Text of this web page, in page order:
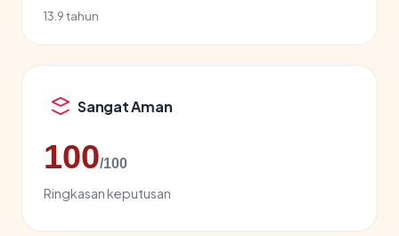
13.9 tahun
Sangat Aman
100/100
Ringkasan keputusan